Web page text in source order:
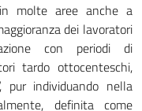
molte aree anche a
dei lavoratori
con periodi di
tardo ottocenteschi,
pur individuando nella
definita come